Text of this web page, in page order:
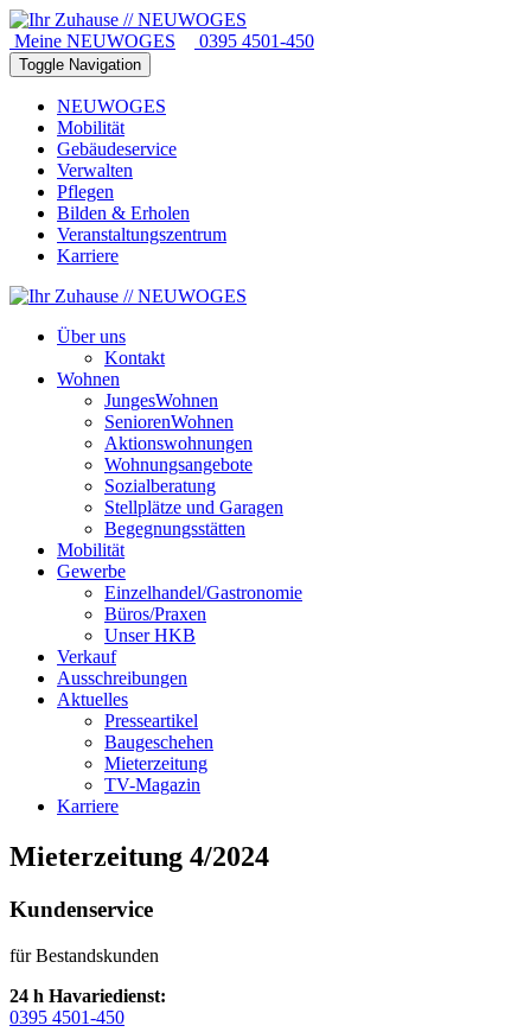
Meine NEUWOGES 0395 4501-450
Toggle Navigation
NEUWOGES
Mobilität
Gebäudeservice
Verwalten
Pflegen
Bilden & Erholen
Veranstaltungszentrum
Karriere
Über uns
Kontakt
Wohnen
JungesWohnen
SeniorenWohnen
Aktionswohnungen
Wohnungsangebote
Sozialberatung
Stellplätze und Garagen
Begegnungsstätten
Mobilität
Gewerbe
Einzelhandel/Gastronomie
Büros/Praxen
Unser HKB
Verkauf
Ausschreibungen
Aktuelles
Presseartikel
Baugeschehen
Mieterzeitung
TV-Magazin
Karriere
Mieterzeitung 4/2024
Kundenservice
für Bestandskunden
24 h Havariedienst:
0395 4501-450